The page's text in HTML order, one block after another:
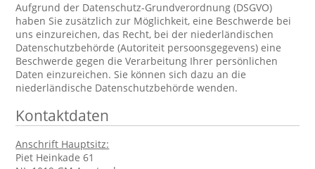
Aufgrund der Datenschutz-Grundverordnung (DSGVO)
haben Sie zusätzlich zur Möglichkeit, eine Beschwerde bei
uns einzureichen, das Recht, bei der niederländischen
Datenschutzbehörde (Autoriteit persoonsgegevens) eine
Beschwerde gegen die Verarbeitung Ihrer persönlichen
Daten einzureichen. Sie können sich dazu an die
niederländische Datenschutzbehörde wenden.
Kontaktdaten
Anschrift Hauptsitz:
Piet Heinkade 61